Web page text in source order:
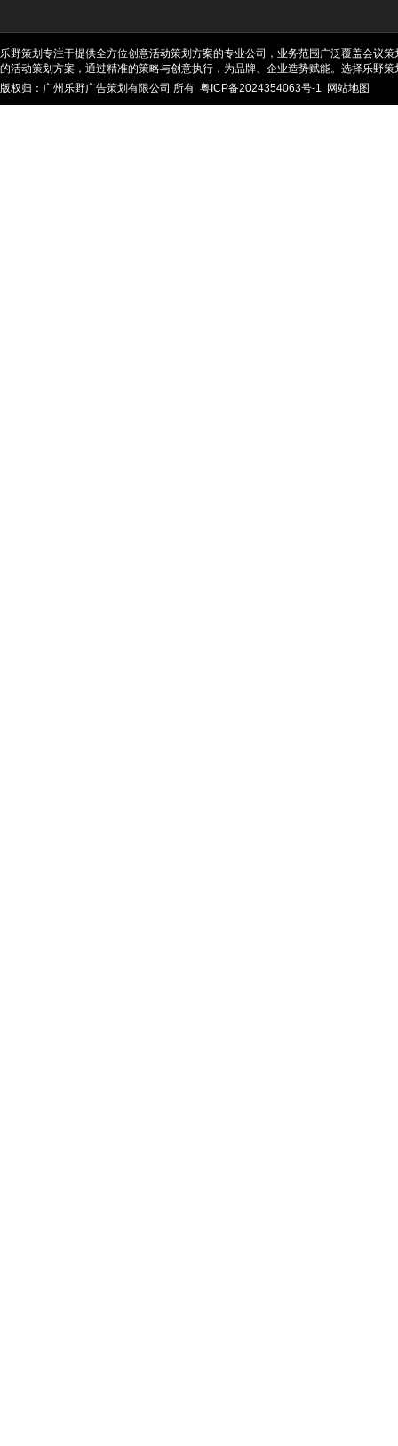
乐野策划专注于提供全方位创意活动策划方案的专业公司，业务范围广泛覆盖会议
的活动策划方案，通过精准的策略与创意执行，为品牌、企业造势赋能。选择乐野
版权归：广州乐野广告策划有限公司 所有 粤ICP备2024354063号-1 网站地图